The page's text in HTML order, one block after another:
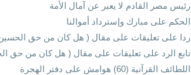
رئيس مصر القادم لا يعبر عن آمال الأمة
الحكم على مبارك وإسترداد أموالنا
ردا على تعليقات على مقال ( هل كان من حق الحسين
تابع الرد على تعليقات على مقال ( هل كان من حق
اللطائف القرآنية (60) هوامش على دفتر الهجرة